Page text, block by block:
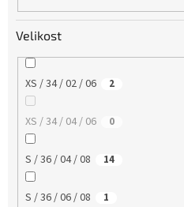
Velikost
XS / 34 / 02 / 06 2
XS / 34 / 04 / 06 0
S / 36 / 04 / 08 14
S / 36 / 06 / 08 1